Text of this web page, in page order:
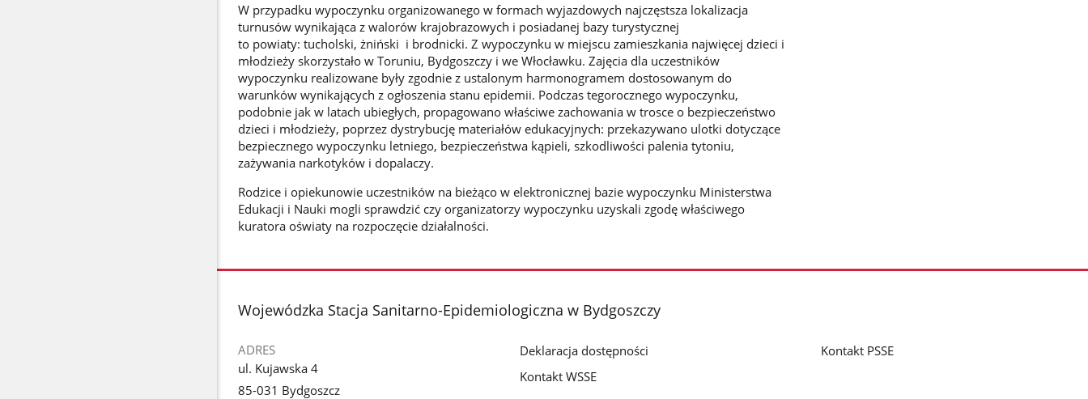
W przypadku wypoczynku organizowanego w formach wyjazdowych najczęstsza lokalizacja
turnusów wynikająca z walorów krajobrazowych i posiadanej bazy turystycznej
to powiaty: tucholski, żniński i brodnicki. Z wypoczynku w miejscu zamieszkania najwięcej dzieci i
młodzieży skorzystało w Toruniu, Bydgoszczy i we Włocławku. Zajęcia dla uczestników
wypoczynku realizowane były zgodnie z ustalonym harmonogramem dostosowanym do
warunków wynikających z ogłoszenia stanu epidemii. Podczas tegorocznego wypoczynku,
podobnie jak w latach ubiegłych, propagowano właściwe zachowania w trosce o bezpieczeństwo
dzieci i młodzieży, poprzez dystrybucję materiałów edukacyjnych: przekazywano ulotki dotyczące
bezpiecznego wypoczynku letniego, bezpieczeństwa kąpieli, szkodliwości palenia tytoniu,
zażywania narkotyków i dopalaczy.
Rodzice i opiekunowie uczestników na bieżąco w elektronicznej bazie wypoczynku Ministerstwa
Edukacji i Nauki mogli sprawdzić czy organizatorzy wypoczynku uzyskali zgodę właściwego
kuratora oświaty na rozpoczęcie działalności.
stopka
Wojewódzka Stacja Sanitarno-Epidemiologiczna w Bydgoszczy
ADRES
ul. Kujawska 4
85-031 Bydgoszcz
Deklaracja dostępności
Kontakt WSSE
Kontakt PSSE